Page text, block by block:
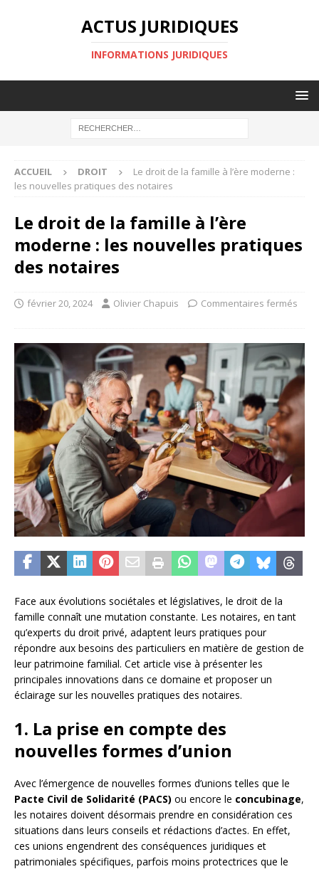
ACTUS JURIDIQUES
INFORMATIONS JURIDIQUES
ACCUEIL DROIT
Le droit de la famille à l’ère moderne :
les nouvelles pratiques des notaires
Le droit de la famille à l’ère
moderne : les nouvelles pratiques
des notaires
février 20, 2024 Olivier Chapuis Commentaires fermés
Face aux évolutions sociétales et législatives, le droit de la
famille connaît une mutation constante. Les notaires, en tant
qu’experts du droit privé, adaptent leurs pratiques pour
répondre aux besoins des particuliers en matière de gestion de
leur patrimoine familial. Cet article vise à présenter les
principales innovations dans ce domaine et proposer un
éclairage sur les nouvelles pratiques des notaires.
1. La prise en compte des
nouvelles formes d’union
Avec l’émergence de nouvelles formes d’unions telles que le
Pacte Civil de Solidarité (PACS) ou encore le concubinage,
les notaires doivent désormais prendre en considération ces
situations dans leurs conseils et rédactions d’actes. En effet,
ces unions engendrent des conséquences juridiques et
patrimoniales spécifiques, parfois moins protectrices que le